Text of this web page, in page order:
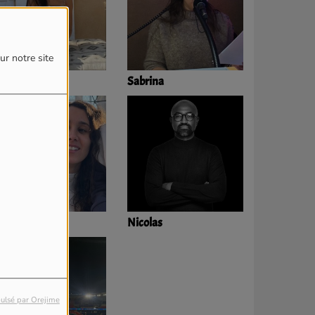
notre site
par Orejime
Sabrina
Nicolas